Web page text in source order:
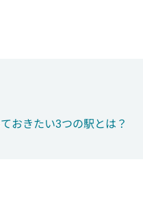
おきたい3つの駅とは？